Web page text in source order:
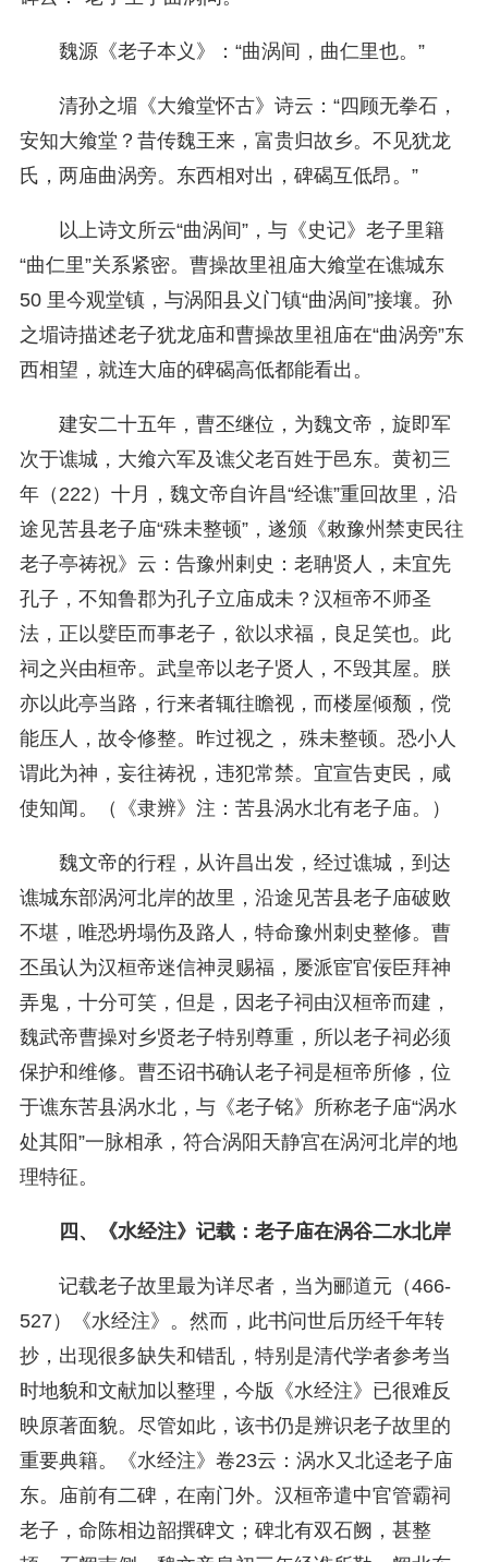
魏源《老子本义》：“曲涡间，曲仁里也。”
清孙之堳《大飨堂怀古》诗云：“四顾无拳石，
安知大飨堂？昔传魏王来，富贵归故乡。不见犹龙
氏，两庙曲涡旁。东西相对出，碑碣互低昂。”
以上诗文所云“曲涡间”，与《史记》老子里籍
“曲仁里”关系紧密。曹操故里祖庙大飨堂在谯城东
50 里今观堂镇，与涡阳县义门镇“曲涡间”接壤。孙
之堳诗描述老子犹龙庙和曹操故里祖庙在“曲涡旁”东
西相望，就连大庙的碑碣高低都能看出。
建安二十五年，曹丕继位，为魏文帝，旋即军
次于谯城，大飨六军及谯父老百姓于邑东。黄初三
年（222）十月，魏文帝自许昌“经谯”重回故里，沿
途见苦县老子庙“殊未整顿”，遂颁《敕豫州禁吏民往
老子亭祷祝》云： 告豫州剌史：老聃贤人，未宜先
孔子，不知鲁郡为孔子立庙成未？汉桓帝不师圣
法，正以嬖臣而事老子，欲以求福，良足笑也。此
祠之兴由桓帝。武皇帝以老子贤人，不毁其屋。朕
亦以此亭当路，行来者辄往瞻视，而楼屋倾颓，傥
能压人，故令修整。昨过视之， 殊未整顿。恐小人
谓此为神，妄往祷祝，违犯常禁。宜宣告吏民，咸
使知闻。（《隶辨》注：苦县涡水北有老子庙。）
魏文帝的行程，从许昌出发，经过谯城，到达
谯城东部涡河北岸的故里，沿途见苦县老子庙破败
不堪，唯恐坍塌伤及路人，特命豫州刺史整修。曹
丕虽认为汉桓帝迷信神灵赐福，屡派宦官佞臣拜神
弄鬼，十分可笑，但是，因老子祠由汉桓帝而建，
魏武帝曹操对乡贤老子特别尊重，所以老子祠必须
保护和维修。曹丕诏书确认老子祠是桓帝所修，位
于谯东苦县涡水北，与《老子铭》所称老子庙“涡水
处其阳”一脉相承，符合涡阳天静宫在涡河北岸的地
理特征。
四、《水经注》记载：老子庙在涡谷二水北岸
记载老子故里最为详尽者，当为郦道元（466-
527）《水经注》。然而，此书问世后历经千年转
抄，出现很多缺失和错乱，特别是清代学者参考当
时地貌和文献加以整理，今版《水经注》已很难反
映原著面貌。尽管如此，该书仍是辨识老子故里的
重要典籍。《水经注》卷23云： 涡水又北迳老子庙
东。庙前有二碑，在南门外。汉桓帝遣中官管霸祠
老子，命陈相边韶撰碑文；碑北有双石阙，甚整